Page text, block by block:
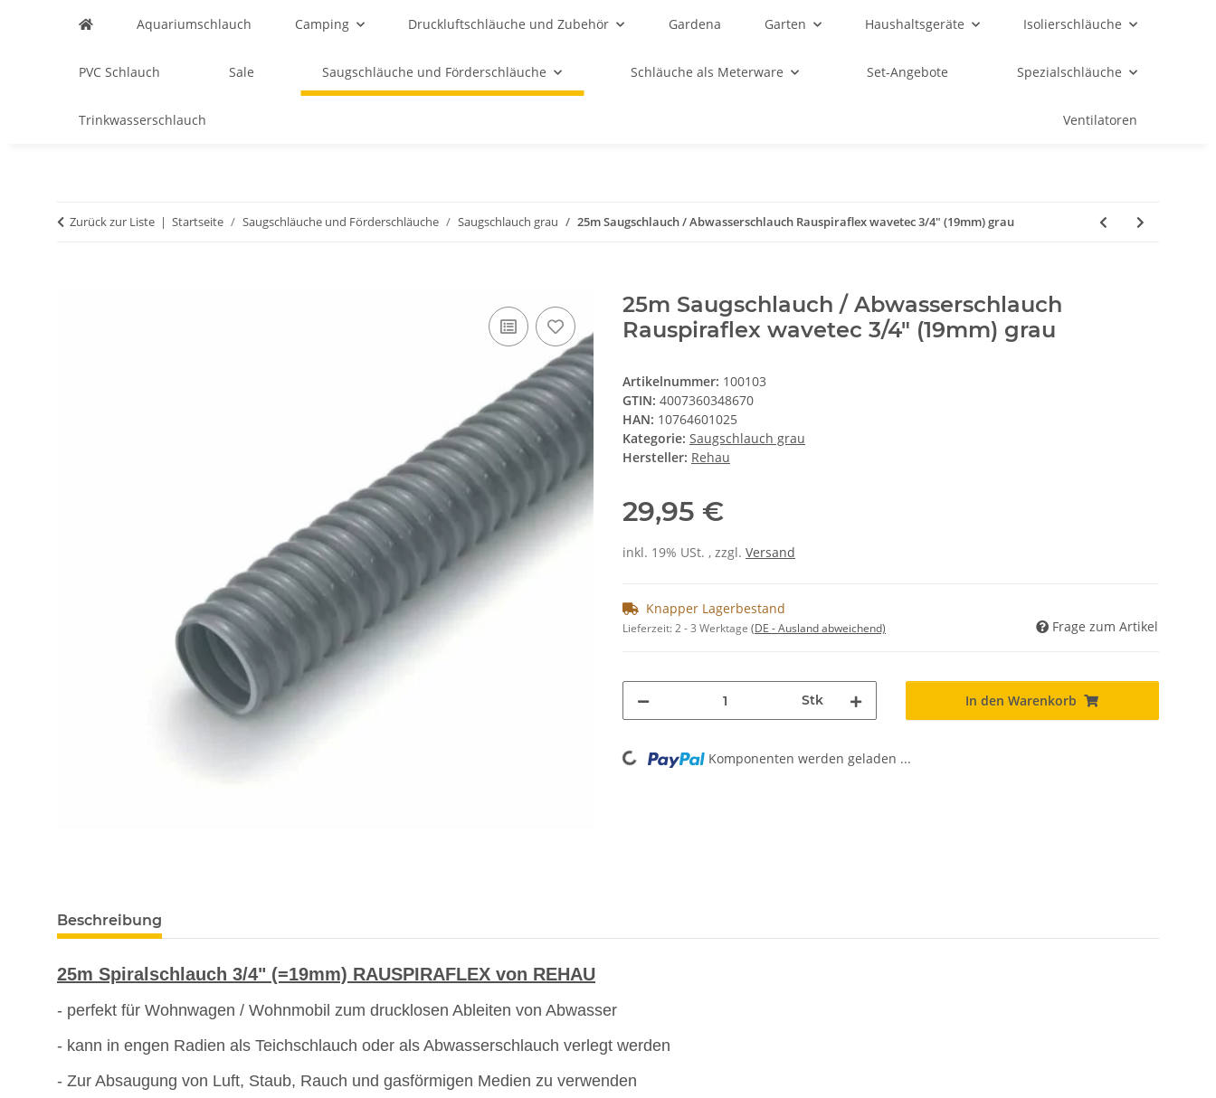
Aquariumschlauch Camping Druckluftschläuche und Zubehör Gardena Garten Haushaltsgeräte Isolierschläuche
PVC Schlauch Sale Saugschläuche und Förderschläuche Schläuche als Meterware Set-Angebote Spezialschläuche
Trinkwasserschlauch Ventilatoren
Zurück zur Liste Startseite Saugschläuche und Förderschläuche Saugschlauch grau 25m Saugschlauch / Abwasserschlauch Rauspiraflex wavetec 3/4" (19mm) grau
25m Saugschlauch / Abwasserschlauch
Rauspiraflex wavetec 3/4" (19mm) grau
Artikelnummer: 100103
GTIN: 4007360348670
HAN: 10764601025
Kategorie: Saugschlauch grau
Hersteller: Rehau
29,95 €
inkl. 19% USt. , zzgl. Versand
Knapper Lagerbestand
Lieferzeit:2 - 3 Werktage (DE - Ausland abweichend) Frage zum Artikel
Stk In den Warenkorb
Loading... Komponenten werden geladen ...
Beschreibung
25m Spiralschlauch 3/4" (=19mm) RAUSPIRAFLEX von REHAU
- perfekt für Wohnwagen / Wohnmobil zum drucklosen Ableiten von Abwasser
- kann in engen Radien als Teichschlauch oder als Abwasserschlauch verlegt werden
- Zur Absaugung von Luft, Staub, Rauch und gasförmigen Medien zu verwenden